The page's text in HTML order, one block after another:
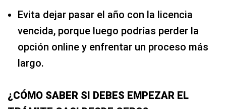
Evita dejar pasar el año con la licencia
vencida, porque luego podrías perder la
opción online y enfrentar un proceso más
largo.
¿CÓMO SABER SI DEBES EMPEZAR EL